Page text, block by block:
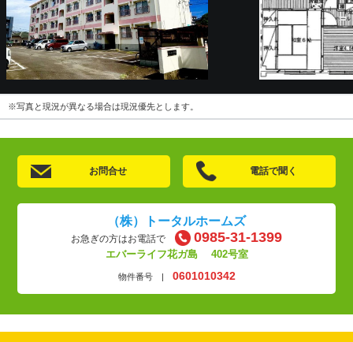
※写真と現況が異なる場合は現況優先とします。
お問合せ 電話で聞く
（株）トータルホームズ
お急ぎの方はお電話で 0985-31-1399
エバーライフ花ガ島 402号室
物件番号 | 0601010342